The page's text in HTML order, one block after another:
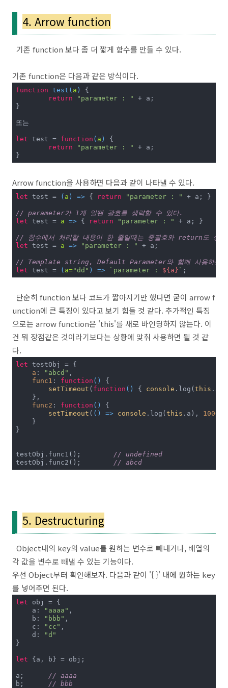
4. Arrow function
기존 function 보다 좀 더 짧게 함수를 만들 수 있다.
기존 function은 다음과 같은 방식이다.
function test ( a ) {
return
"parameter : " + a;
}
또는
let test = function ( a ) {
return
"parameter : " + a;
}
Arrow function을 사용하면 다음과 같이 나타낼 수 있다.
let test = ( a ) => { return "parameter : " + a; }
// parameter가 1개 일땐 괄호를 생략할 수 있다.
let test = a => { return "parameter : " + a; }
// 함수에서 처리할 내용이 한 줄일때는 중괄호와 return도 생
let test = a => "parameter : " + a;
// Template string, Default Parameter와 함께 사용하면
let test = ( a="dd" ) => `parameter : ${a} ` ;
단순히 function 보다 코드가 짧아지기만 했다면 굳이 arrow f
unction에 큰 특징이 있다고 보기 힘들 것 같다. 추가적인 특징
으로는 arrow function은 'this'를 새로 바인딩하지 않는다. 이
건 뭐 장점같은 것이라기보다는 상황에 맞춰 사용하면 될 것 같
다.
let testObj = {
a : "abcd" ,
func1 : function ( ) {
setTimeout ( function ( ) { console .log( this
    },
func2 : function ( ) {
setTimeout ( () => console .log( this .a), 1000
    }
}
// undefined
// abcd
5. Destructuring
Object내의 key의 value를 원하는 변수로 빼내거나, 배열의
각 값을 변수로 빼낼 수 있는 기능이다.
우선 Object부터 확인해보자. 다음과 같이 '{ }' 내에 원하는 key
를 넣어주면 된다.
let obj = {
    a:
"aaaa" ,
    b:
"bbb" ,
    c:
"cc" ,
    d:
"d"
}
let {a, b} = obj;
// aaaa
// bbb